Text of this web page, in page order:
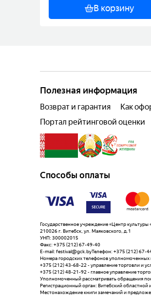
В корзину
Полезная информация
Возврат и гарантия Как
Портал рейтинговой оценки
Способы оплаты
Государственное учреждение «Центр культуры
210026 г. Витебск, ул. Маяковского, д.1
УНП: 300002015
Факс: +375 (212) 67-49-40
E-mail: festival@gck.byТелефон: +375 (212) 67-
Номера городских телефонов уполномоченных
+375 (212) 43-68-22 - управление торговли и
+375 (212) 48-21-92 - главное управление
Уполномоченный рассматривать обращения
Регистрационный орган: Витебский областной
Местонахождение книги замечаний и